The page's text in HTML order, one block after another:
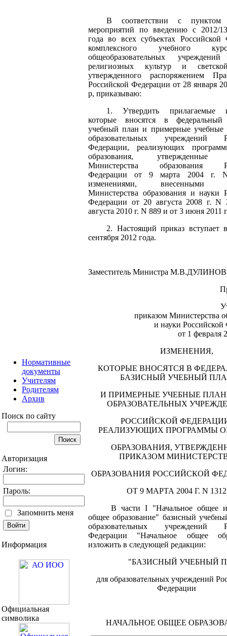
Нормативные
документы
Учителям
Родителям
Архив
Поиск по сайту
Авторизация
Логин:
Пароль:
Запомнить меня
Информация
Официальная
символика
В соответствии с
мероприятий по введению с 2012/
года во всех субъектах Российской
комплексного учебного
общеобразовательных
религиозных культур и
утвержденного распоряжением
Российской Федерации от 28 января
р, приказываю:
1. Утвердить прилагаемые
которые вносятся в федеральный
учебный план и примерные учебные
образовательных учреждений
Федерации, реализующих
образования, утвержденные
Министерства образования
Федерации от 9 марта 2004 г.
изменениями, внесенными
Министерства образования и науки
Федерации от 20 августа 2008 г. N
августа 2010 г. N 889 и от 3 июня 2011 г
2. Настоящий приказ вступает
сентября 2012 года.
Заместитель Министра М.В.ДУЛИНОВ
приказом Министерства
и науки
от 1 февраля
ИЗМЕНЕНИЯ,
КОТОРЫЕ ВНОСЯТСЯ В
БАЗИСНЫЙ УЧЕБНЫЙ
И ПРИМЕРНЫЕ УЧЕБНЫЕ
ОБРАЗОВАТЕЛЬНЫХ
РОССИЙСКОЙ
РЕАЛИЗУЮЩИХ ПРОГРАММЫ
ОБРАЗОВАНИЯ,
ПРИКАЗОМ
ОБРАЗОВАНИЯ РОССИЙСКОЙ
ОТ 9 МАРТА 2004 Г. N 1312
В части I "Начальное общее
общее образование" базисный
образовательных учреждений
Федерации "Начальное общее
изложить в следующей редакции:
"БАЗИСНЫЙ УЧЕБНЫЙ
для образовательных учреждений
Федерации
НАЧАЛЬНОЕ ОБЩЕЕ